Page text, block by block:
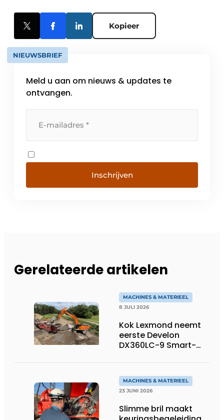
Kopieer
NIEUWSBRIEF
Meld u aan om nieuws & updates te
ontvangen.
Inschrijven
Gerelateerde artikelen
MACHINES & MATERIEEL
8 JULI 2026
Kok Lexmond neemt
eerste Develon
DX360LC-9 Smart-
MACHINES & MATERIEEL
23 JUNI 2026
Slimme bril maakt